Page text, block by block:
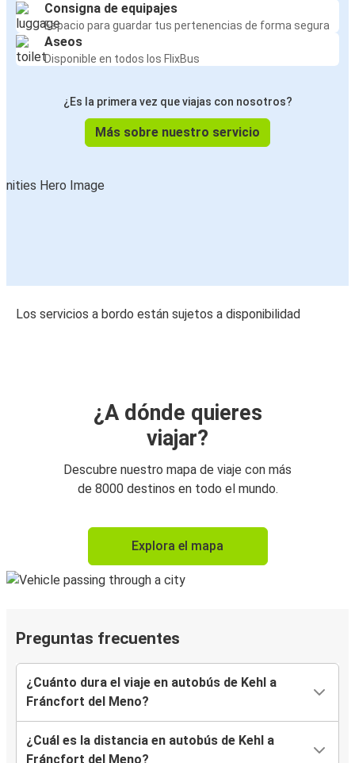
Consigna de equipajes
Espacio para guardar tus pertenencias de forma segura
Aseos
Disponible en todos los FlixBus
¿Es la primera vez que viajas con nosotros?
Más sobre nuestro servicio
Los servicios a bordo están sujetos a disponibilidad
¿A dónde quieres
viajar?
Descubre nuestro mapa de viaje con más
de 8000 destinos en todo el mundo.
Explora el mapa
Preguntas frecuentes
¿Cuánto dura el viaje en autobús de Kehl a
Fráncfort del Meno?
¿Cuál es la distancia en autobús de Kehl a
Fráncfort del Meno?